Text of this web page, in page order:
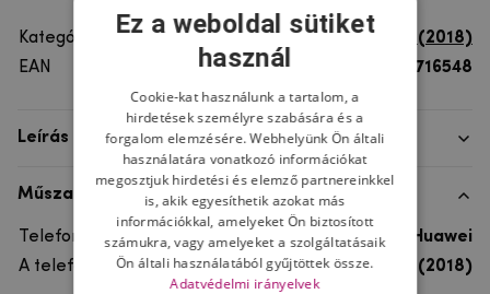
Kategória
Huawei Y7 Prime (2018)
EAN
8596579716548
Leírás
Műszaki adatok
Telefon márka
Huawei
A telefonmodellhez
Huawei Y7 Prime (2018)
Ez a weboldal sütiket
használ
Cookie-kat használunk a tartalom, a
hirdetések személyre szabására és a
forgalom elemzésére. Webhelyünk Ön általi
használatára vonatkozó információkat
megosztjuk hirdetési és elemző partnereinkkel
is, akik egyesíthetik azokat más
információkkal, amelyeket Ön biztosított
számukra, vagy amelyeket a szolgáltatásaik
Ön általi használatából gyűjtöttek össze.
Adatvédelmi irányelvek